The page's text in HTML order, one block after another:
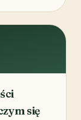
się